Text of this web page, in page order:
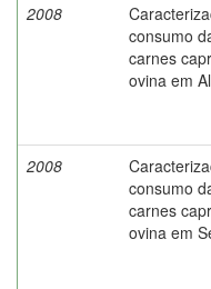
2008
consumo
carnes
ovina em
2008
consumo
carnes
ovina em